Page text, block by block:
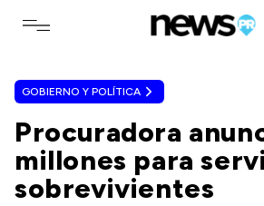
Toggle navigation menu
GOBIERNO Y POLÍTICA
Procuradora
millones para
sobrevivientes